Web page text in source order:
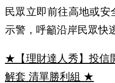
民眾立即前往高地或
示警，呼籲沿岸民眾快
★【理財達人秀】投信
解套 清單勝利組 ★